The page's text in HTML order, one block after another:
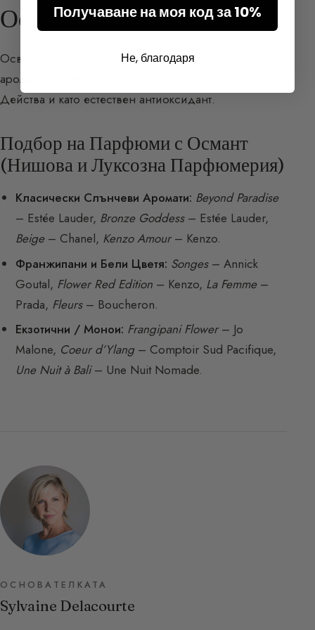
Османт
Освен парфюмерията, османтът се използва за
ароматизиране на чайове, вина, сладкиши и мед.
Действа и като естествен антиоксидант.
Подбор на Парфюми с Османт
(Нишова и Луксозна Парфюмерия)
Класически Слънчеви Аромати: Beyond Paradise
– Estée Lauder, Bronze Goddess– Estée Lauder,
Beige– Chanel, Kenzo Amour– Kenzo.
Франжипани и Бели Цветя: Songes– Annick
Goutal, Flower Red Edition – Kenzo, La Femme–
Prada, Fleurs– Boucheron.
Екзотични / Монои: Frangipani Flower– Jo
Malone, Coeur d’Ylang– Comptoir Sud Pacifique,
Une Nuit à Bali– Une Nuit Nomade.
ОСНОВАТЕЛКАТА
Sylvaine Delacourte
Получаване на моя код за 10%
Не, благодаря